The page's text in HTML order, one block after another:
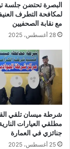
البصرة تحتضن جلسة
لمكافحة التطرف
مع نقابة الصحفيين
28 أغسطس، 2025
شرطة ميسان تلقي
مطلقي العيارات
جنائزي في العمارة
25 أغسطس، 2025